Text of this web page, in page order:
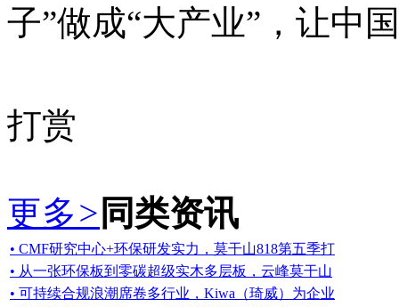
子”做成“大产业”，让中
打赏
更多> 同类资讯
• CMF研究中心+环保研发实力，莫干山818第五季打
• 从一张环保板到零碳超级实木多层板，云峰莫干山
• 可持续合规浪潮席卷多行业，Kiwa（琦威）为企业